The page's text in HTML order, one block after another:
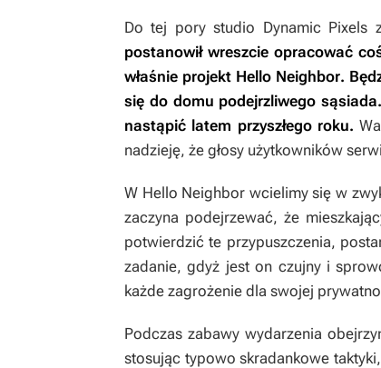
Do tej pory studio Dynamic Pixels
postanowił wreszcie opracować
właśnie projekt Hello Neighbor.
się do domu podejrzliwego
nastąpić latem przyszłego roku.
nadzieję, że głosy użytkowników
W Hello Neighbor wcielimy się w
zaczyna podejrzewać, że
potwierdzić te przypuszczenia,
zadanie, gdyż jest on czujny i
każde zagrożenie dla swojej
Podczas zabawy wydarzenia
stosując typowo skradankowe